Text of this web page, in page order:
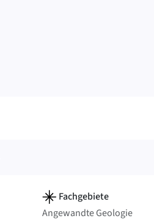
Fachgebiete
Angewandte Geologie